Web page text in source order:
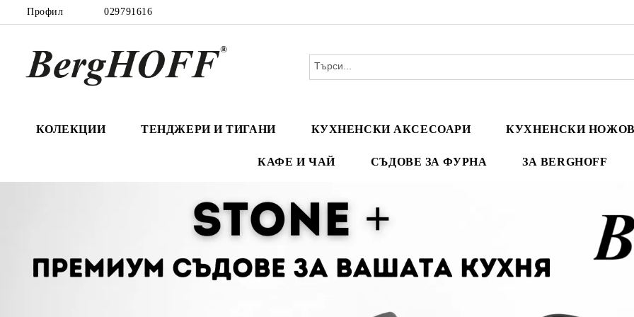
Профил 029791616
КОЛЕКЦИИ ТЕНДЖЕРИ И ТИГАНИ КУХНЕНСКИ АКСЕСОАРИ КУХНЕНСКИ
КАФЕ И ЧАЙ СЪДОВЕ ЗА ФУРНА ЗА BERGHOFF